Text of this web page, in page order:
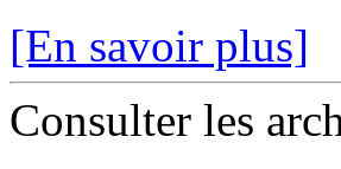
[En savoir plus]
Consulter les